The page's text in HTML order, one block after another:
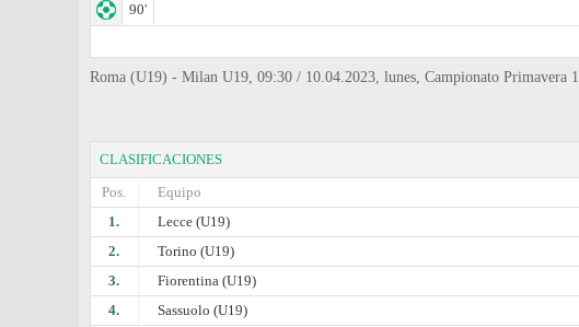
90'
Roma (U19) - Milan U19, 09:30 / 10.04.2023, lunes, Campionato Primavera 1
CLASIFICACIONES
Pos.
Equipo
1.
Lecce (U19)
2.
Torino (U19)
3.
Fiorentina (U19)
4.
Sassuolo (U19)